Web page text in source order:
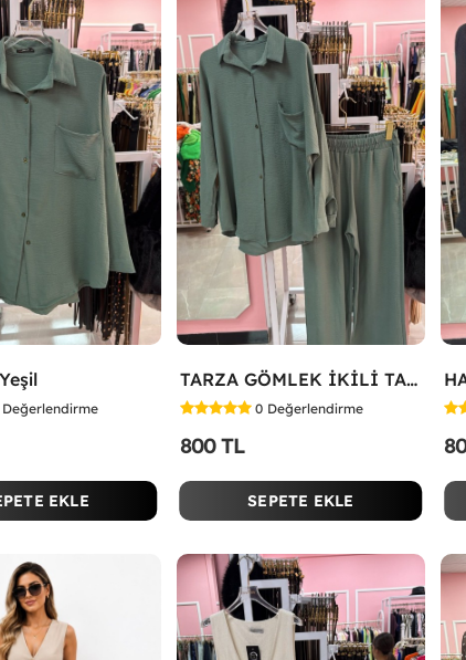
Değerlendirme
EKLE
TARZA GÖMLEK İKİLİ TAKIM KOT KUMAŞ Yeşil
0 Değerlendirme
800 TL
SEPETE EKLE